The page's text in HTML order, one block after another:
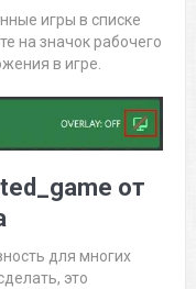
игры в списке
на значок рабочего
в игре.
от
для многих
это